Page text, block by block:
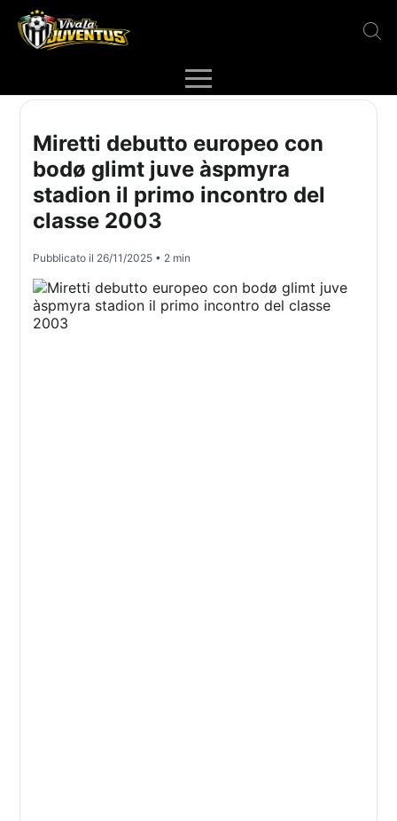
Miretti debutto europeo con
bodø glimt juve àspmyra
stadion il primo incontro del
classe 2003
Pubblicato il 26/11/2025 • 2 min